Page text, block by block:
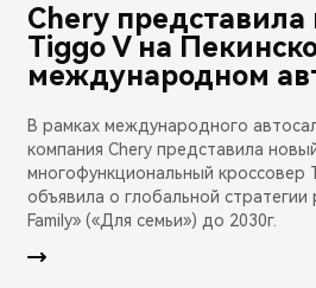
Chery
Tiggo V на
международном
В рамках международного
компания Chery представила
многофункциональный кроссовер
объявила о глобальной стратегии
Family» («Для семьи») до 2030г.